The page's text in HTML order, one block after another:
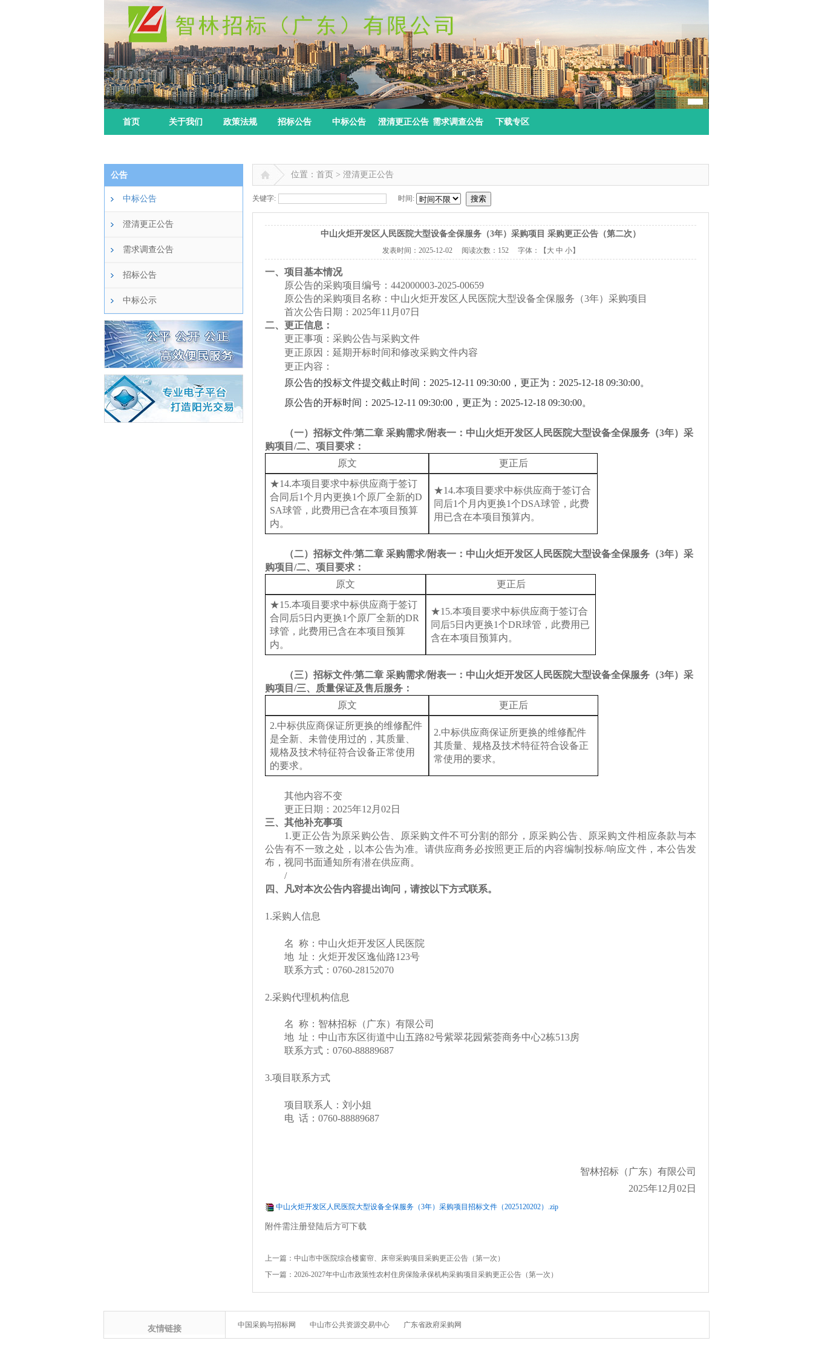
首页 关于我们 政策法规 招标公告 中标公告 澄清更正公告 需求调查公告 下载专区
公告
中标公告
澄清更正公告
需求调查公告
招标公告
中标公示
位置：首页 > 澄清更正公告
关键字: 时间: 搜索
中山火炬开发区人民医院大型设备全保服务（3年）采购项目 采购更正公告（第二次）
发表时间： 2025-12-02阅读次数： 152 字体：【 大 中 小】
一、项目基本情况
原公告的采购项目编号： 442000003-2025-00659
原公告的采购项目名称： 中山火炬开发区人民医院大型设备全保服务（3年）采购项目
首次公告日期： 2025年11 月 07日
二、更正信息：
更正事项：采购公告与采购文件
更正原因：延期开标时间和修改采购文件内容
更正内容：
原公告的投标文件提交截止时间： 2025-12-11 09:30:00，更正为：2025-12-18 09:30:00。
原公告的开标时间： 2025-12-11 09:30:00，更正为：2025-12-18 09:30:00。
（一） 招标文件/第二章 采购需求/附表一：中山火炬开发区人民医院大型设备全保服务（3年）采
购项目 /二、项目要求 ：
原文
更正后
★14.本项目要求中标供应商于签订
合同后1个月内更换1个原厂全新的D
SA球管，此费用已含在本项目预算
内。
★14.本项目要求中标供应商于签订合
同后1个月内更换1个DSA球管，此费
用已含在本项目预算内。
（二） 招标文件/第二章 采购需求/附表一：中山火炬开发区人民医院大型设备全保服务（3年）采
购项目 /二、项目要求 ：
原文
更正后
★15.本项目要求中标供应商于签订
合同后5日内更换1个原厂全新的DR
球管，此费用已含在本项目预算
内。
★15.本项目要求中标供应商于签订合
同后5日内更换1个DR球管，此费用已
含在本项目预算内。
（三）招标文件/第二章 采购需求/附表一：中山火炬开发区人民医院大型设备全保服务（3年）采
购项目 /三、质量保证及售后服务 ：
原文
更正后
2.中标供应商保证所更换的维修配件
是全新、未曾使用过的，其质量、
规格及技术特征符合设备正常使用
的要求。
2.中标供应商保证所更换的维修配件
其质量、规格及技术特征符合设备正
常使用的要求。
其他内容不变
更正日期： 2025年12 月 02 日
三、其他补充事项
1.更正公告为原采购公告、原采购文件不可分割的部分，原采购公告、原采购文件相应条款与本
公告有不一致之处，以本公告为准。请供应商务必按照更正后的内容编制投标/响应文件，本公告发
布，视同书面通知所有潜在供应商。
/
四、凡对本次公告内容提出询问，请按以下方式联系。
1.采购人信息
名 称：中山火炬开发区人民医院
地 址：火炬开发区逸仙路123号
联系方式： 0760-28152070
2.采购代理机构信息
名 称：智林招标（广东）有限公司
地 址：中山市东区街道中山五路82号紫翠花园紫荟商务中心2栋513房
联系方式： 0760-88889687
3.项目联系方式
项目联系人： 刘小姐
电 话：0760-88889687
智林招标（广东）有限公司
2025年12 月 02 日
中山火炬开发区人民医院大型设备全保服务（3年）采购项目招标文件（2025120202）.zip
附件需注册登陆后方可下载
上一篇： 中山市中医院综合楼窗帘、床帘采购项目采购更正公告（第一次）
下一篇： 2026-2027年中山市政策性农村住房保险承保机构采购项目采购更正公告（第一次）
友情链接 中国采购与招标网 中山市公共资源交易中心 广东省政府采购网